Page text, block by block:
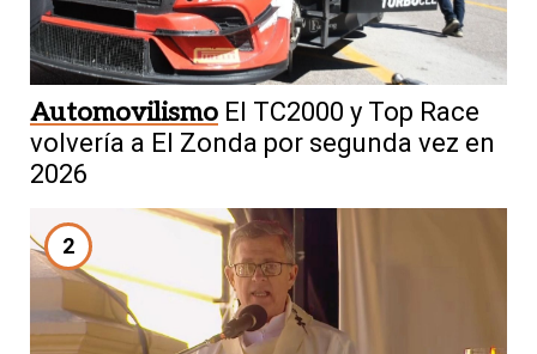
Automovilismo El TC2000 y Top Race
volvería a El Zonda por segunda vez en
2026
2